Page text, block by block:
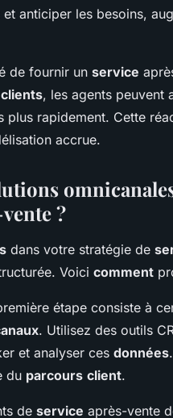
anticiper les besoins,
de fournir un service
clients, les agents peuvent
plus rapidement. Cette
accrue.
?
dans votre stratégie de
Voici comment
étape consiste à
. Utilisez des outils
et analyser ces données
du parcours client.
de service après-vente